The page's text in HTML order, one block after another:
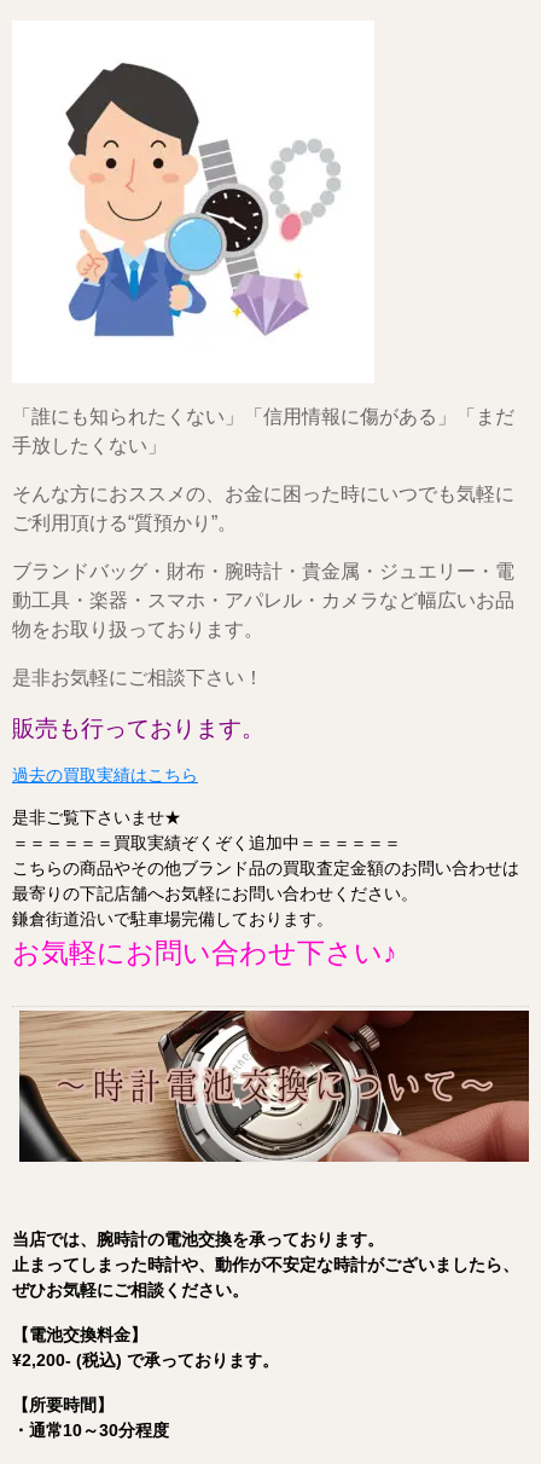
「誰にも知られたくない」「信用情報に傷がある」「まだ
手放したくない」
そんな方におススメの、お金に困った時にいつでも気軽に
ご利用頂ける“質預かり”。
ブランドバッグ・財布・腕時計・貴金属・ジュエリー・電
動工具・楽器・スマホ・アパレル・カメラなど幅広いお品
物をお取り扱っております。
是非お気軽にご相談下さい！
販売も行っております。
過去の買取実績はこちら
是非ご覧下さいませ★
＝＝＝＝＝＝買取実績ぞくぞく追加中＝＝＝＝＝＝
こちらの商品やその他ブランド品の買取査定金額のお問い合わせは
最寄りの下記店舗へお気軽にお問い合わせください。
鎌倉街道沿いで駐車場完備しております。
お気軽にお問い合わせ下さい♪
当店では、 腕時計の電池交換を承っており ます。
止 ま って し まった時計や、 動作が不安定な時計がございま したら、
ぜひお気軽にご相談ください。
【電池交換料金】
¥2,200- (税込) で承っております。
【所要時間】
・ 通常10～30分程度